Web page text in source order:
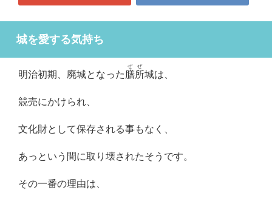
城を愛する気持ち
明治初期、廃城となった 膳所
ぜぜ
城は、
競売にかけられ、
文化財として保存される事もなく、
あっという間に取り壊されたそうです。
その一番の理由は、